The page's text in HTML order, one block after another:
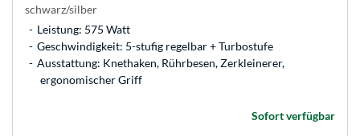
schwarz/silber
Leistung: 575 Watt
Geschwindigkeit: 5-stufig regelbar + Turbostufe
Ausstattung: Knethaken, Rührbesen, Zerkleinerer,
ergonomischer Griff
Sofort verfügbar